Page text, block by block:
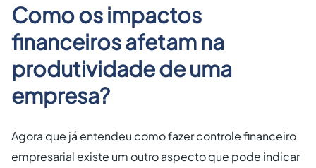
Como os impactos
financeiros afetam na
produtividade de uma
empresa?
Agora que já entendeu como fazer controle financeiro
empresarial existe um outro aspecto que pode indicar